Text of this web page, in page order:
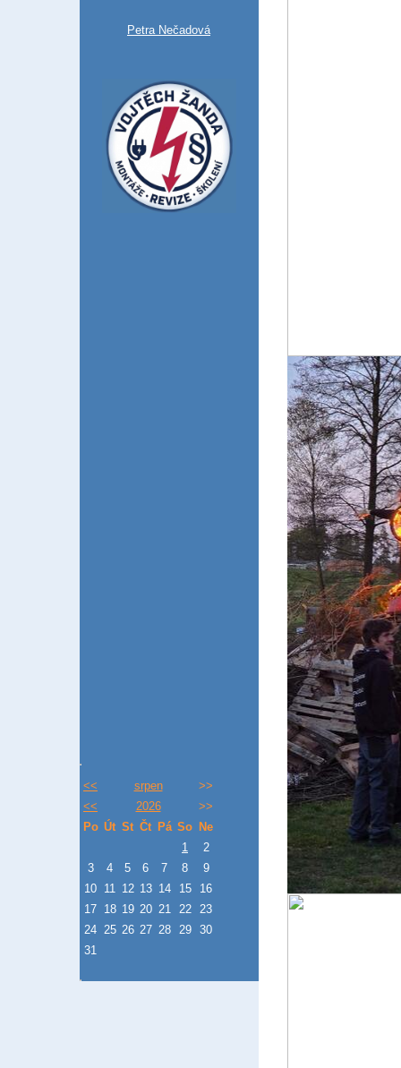
Petra Nečadová
<< srpen
>>
<<
2026
>>
Po Út St Čt Pá So Ne
1
2
3
4 5 6 7 8
9
10 11 12 13 14 15
16
17 18 19 20 21 22
23
24 25 26 27 28 29
30
31